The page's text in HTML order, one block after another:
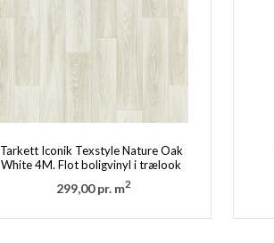
Tarkett Iconik Texstyle Nature Oak
White 4M. Flot boligvinyl i trælook
299,00 pr. m2